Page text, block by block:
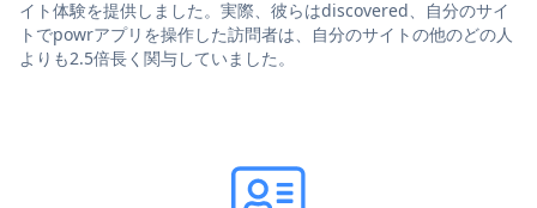
イト体験を提供しました。実際、彼らはdiscovered、自分のサイ
トでpowrアプリを操作した訪問者は、自分のサイトの他のどの人
よりも2.5倍長く関与していました。